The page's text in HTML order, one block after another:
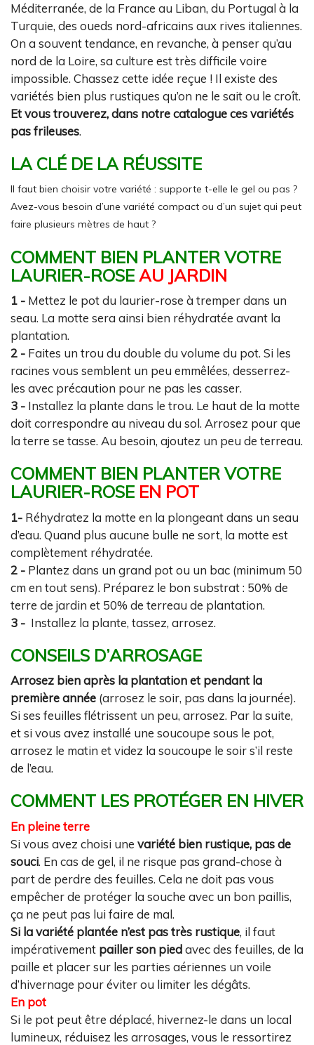
Méditerranée, de la France au Liban, du Portugal à la
Turquie, des oueds nord-africains aux rives italiennes.
On a souvent tendance, en revanche, à penser qu’au
nord de la Loire, sa culture est très difficile voire
impossible. Chassez cette idée reçue ! Il existe des
variétés bien plus rustiques qu’on ne le sait ou le croît.
Et vous trouverez, dans notre catalogue ces variétés
pas frileuses.
LA CLÉ DE LA RÉUSSITE
Il faut bien choisir votre variété : supporte t-elle le gel ou pas ?
Avez-vous besoin d’une variété compact ou d’un sujet qui peut
faire plusieurs mètres de haut ?
COMMENT BIEN PLANTER VOTRE
LAURIER-ROSE AU JARDIN
1 - Mettez le pot du laurier-rose à tremper dans un
seau. La motte sera ainsi bien réhydratée avant la
plantation.
2 - Faites un trou du double du volume du pot. Si les
racines vous semblent un peu emmêlées, desserrez-
les avec précaution pour ne pas les casser.
3 - Installez la plante dans le trou. Le haut de la motte
doit correspondre au niveau du sol. Arrosez pour que
la terre se tasse. Au besoin, ajoutez un peu de terreau.
COMMENT BIEN PLANTER VOTRE
LAURIER-ROSE EN POT
1- Réhydratez la motte en la plongeant dans un seau
d’eau. Quand plus aucune bulle ne sort, la motte est
complètement réhydratée.
2 - Plantez dans un grand pot ou un bac (minimum 50
cm en tout sens). Préparez le bon substrat : 50% de
terre de jardin et 50% de terreau de plantation.
3 - Installez la plante, tassez, arrosez.
CONSEILS D’ARROSAGE
Arrosez bien après la plantation et pendant la
première année (arrosez le soir, pas dans la journée).
Si ses feuilles flétrissent un peu, arrosez. Par la suite,
et si vous avez installé une soucoupe sous le pot,
arrosez le matin et videz la soucoupe le soir s’il reste
de l’eau.
COMMENT LES PROTÉGER EN HIVER
En pleine terre
Si vous avez choisi une variété bien rustique, pas de
souci. En cas de gel, il ne risque pas grand-chose à
part de perdre des feuilles. Cela ne doit pas vous
empêcher de protéger la souche avec un bon paillis,
ça ne peut pas lui faire de mal.
Si la variété plantée n’est pas très rustique, il faut
impérativement pailler son piedavec des feuilles, de la
paille et placer sur les parties aériennes un voile
d’hivernage pour éviter ou limiter les dégâts.
En pot
Si le pot peut être déplacé, hivernez-le dans un local
lumineux, réduisez les arrosages, vous le ressortirez